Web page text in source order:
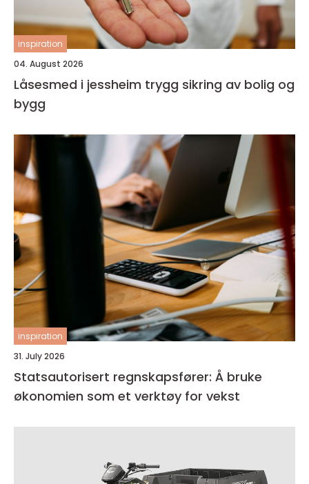
inspiration
04. August 2026
Låsesmed i jessheim trygg sikring av bolig og
bygg
inspiration
31. July 2026
Statsautorisert regnskapsfører: Å bruke
økonomien som et verktøy for vekst